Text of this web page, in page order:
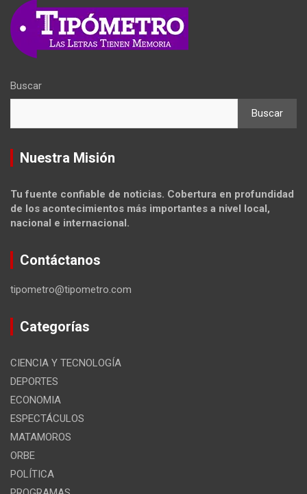
Buscar
Buscar
Nuestra Misión
Tu fuente confiable de noticias. Cobertura en profundidad
de los acontecimientos más importantes a nivel local,
nacional e internacional.
Contáctanos
tipometro@tipometro.com
Categorías
CIENCIA Y TECNOLOGÍA
DEPORTES
ECONOMIA
ESPECTÁCULOS
MATAMOROS
ORBE
POLÍTICA